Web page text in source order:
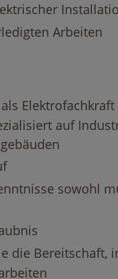
Arbeiten
auf
sowohl
die Bereitschaft,